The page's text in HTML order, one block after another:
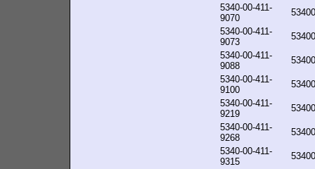
5340-00-411-
9070
5340-00-411-
9073
5340-00-411-
9088
5340-00-411-
9100
5340-00-411-
9219
5340-00-411-
9268
5340-00-411-
9315